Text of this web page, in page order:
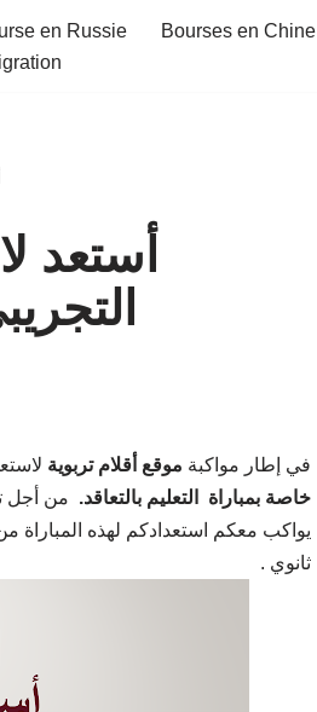
en Russie Bourses en Chine
أستعد
في إطار مواكبة موقع أقلام تربوية
خاصة بمباراة
التعليم بالتعاقد. من أجل
يواكب معكم استعدادكم لهذه المباراة
ثانوي .